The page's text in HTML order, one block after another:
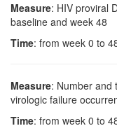
Measure: HIV proviral
baseline and week 48
Time: from week 0 to
Measure: Number and
virologic failure
Time: from week 0 to